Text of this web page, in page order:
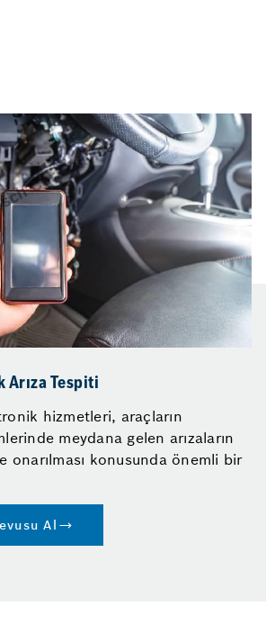
Arıza Tespiti
hizmetleri, araçların
meydana gelen arızaların
onarılması konusunda önemli bir
Al